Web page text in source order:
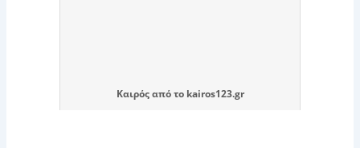
Καιρόςαπό το kairos123.gr